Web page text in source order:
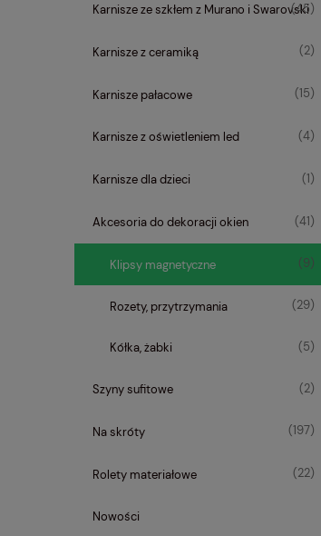
Karnisze ze szkłem z Murano i Swarovski
(45)
Karnisze z ceramiką (2)
Karnisze pałacowe (15)
Karnisze z oświetleniem led (4)
Karnisze dla dzieci (1)
Akcesoria do dekoracji okien (41)
Klipsy magnetyczne (9)
Rozety, przytrzymania (29)
Kółka, żabki (5)
Szyny sufitowe (2)
Na skróty (197)
Rolety materiałowe (22)
Nowości